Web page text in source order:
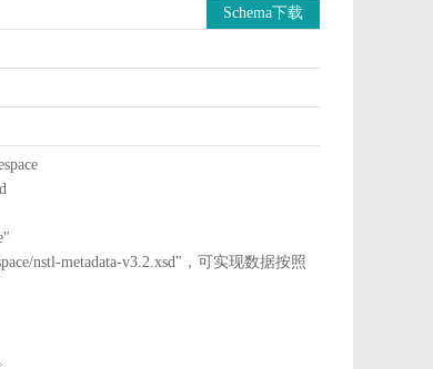
Schema下载
nstl-metadata-v3.2.xsd"，可实现数据按照